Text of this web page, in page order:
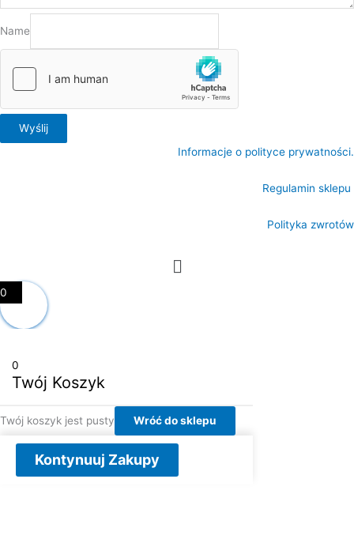
Name
Wyślij
Informacje o polityce prywatności.
Regulamin sklepu
Polityka zwrotów
Menu
0
0
Twój Koszyk
Twój koszyk jest pusty Wróć do sklepu
Kontynuuj Zakupy